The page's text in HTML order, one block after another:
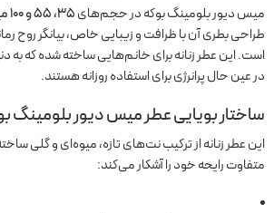
میس دیور بلومینگ بوکه در حجم‌های۳۵، ۵۵ و ۱۰۰ میلی‌لیتر
طراحی بطری آن با ظرافت و زیبایی خاص، بیانگر روح
است. این عطر زنانه برای خانم‌هایی ساخته شده که
در عین حال پرانرژی برای استفاده روزانه هستند.
ساختار بویایی عطر میس دیور بلومینگ
این عطر زنانه از ترکیب نت‌های تازه، میوه‌ای و گلی
متفاوت رایحه خود را آشکار می‌کند: